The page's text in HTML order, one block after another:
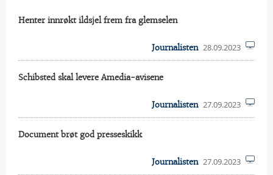
Henter innrøkt ildsjel frem fra glemselen
Journalisten 28.09.2023
Schibsted skal levere Amedia-avisene
Journalisten 27.09.2023
Document brøt god presseskikk
Journalisten 27.09.2023